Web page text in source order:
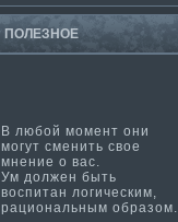
ПОЛЕЗНΟЕ
В любой момент они
могут сменить свое
мнение о вас.
Ум должен быть
воспитан логическим,
рациональным образом.